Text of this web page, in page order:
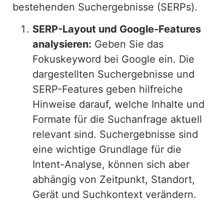
bestehenden Suchergebnisse (SERPs).
SERP-Layout und Google-Features
analysieren: Geben Sie das
Fokuskeyword bei Google ein. Die
dargestellten Suchergebnisse und
SERP-Features geben hilfreiche
Hinweise darauf, welche Inhalte und
Formate für die Suchanfrage aktuell
relevant sind. Suchergebnisse sind
eine wichtige Grundlage für die
Intent-Analyse, können sich aber
abhängig von Zeitpunkt, Standort,
Gerät und Suchkontext verändern.